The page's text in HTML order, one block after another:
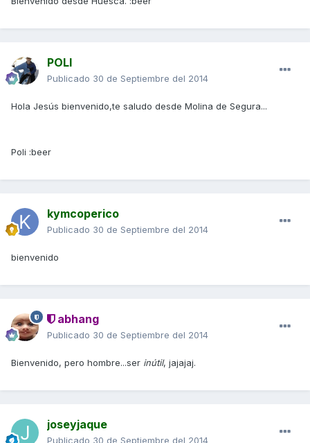
POLI
Publicado 30 de Septiembre del 2014
Hola Jesús bienvenido,te saludo desde Molina de Segura...
Poli :beer
kymcoperico
Publicado 30 de Septiembre del 2014
bienvenido
abhang
Publicado 30 de Septiembre del 2014
Bienvenido, pero hombre...ser inútil, jajajaj.
joseyjaque
Publicado 30 de Septiembre del 2014